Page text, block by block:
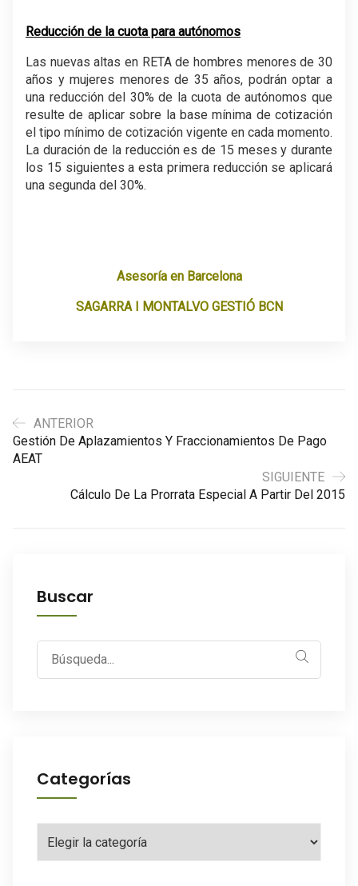
Reducción de la cuota para autónomos
Las nuevas altas en RETA de hombres menores de 30
años y mujeres menores de 35 años, podrán optar a
una reducción del 30% de la cuota de autónomos que
resulte de aplicar sobre la base mínima de cotización
el tipo mínimo de cotización vigente en cada momento.
La duración de la reducción es de 15 meses y durante
los 15 siguientes a esta primera reducción se aplicará
una segunda del 30%.
Asesoría en Barcelona
SAGARRA I MONTALVO GESTIÓ BCN
ANTERIOR
Gestión De Aplazamientos Y Fraccionamientos De Pago
AEAT
SIGUIENTE
Cálculo De La Prorrata Especial A Partir Del 2015
Buscar
for:
Categorías